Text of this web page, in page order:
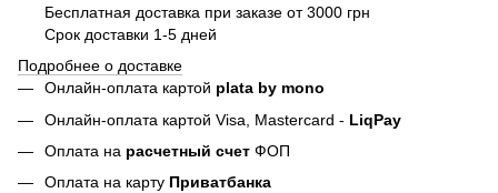
Бесплатная доставка при заказе от 3000 грн
Срок доставки 1-5 дней
Подробнее о доставке
Онлайн-оплата картой plata by mono
Онлайн-оплата картой Visa, Mastercard - LiqPay
Оплата на расчетный счет ФОП
Оплата на карту Приватбанка